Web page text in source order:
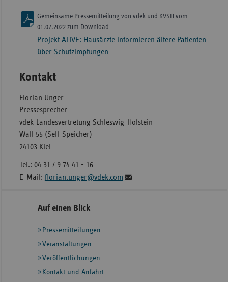
Gemeinsame Pressemitteilung von vdek und KVSH vom
01.07.2022 zum Download
Projekt ALIVE: Hausärzte informieren ältere Patienten
über Schutzimpfungen
Kontakt
Florian Unger
Pressesprecher
vdek-Landesvertretung Schleswig-Holstein
Wall 55 (Sell-Speicher)
24103 Kiel
Tel.: 04 31 / 9 74 41 - 16
E-Mail: florian.unger@vdek.com
Seitennavigation
Seitenleiste
weiteren
Informationen
Auf einen Blick
Pressemitteilungen
Veranstaltungen
Veröffentlichungen
Kontakt und Anfahrt